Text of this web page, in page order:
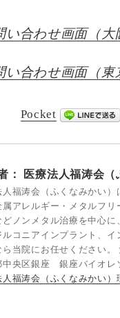
い合わせ画面（大
い合わせ画面（東
Pocket
： 医療法人福涛会
人福涛会（ふくなみかい
属アレルギー・メタルフ
どノンメタル治療を中心
ルコニアインプラント、
ら当院にお任せください
中央区銀座 銀座バイオ
人福涛会（ふくなみかい